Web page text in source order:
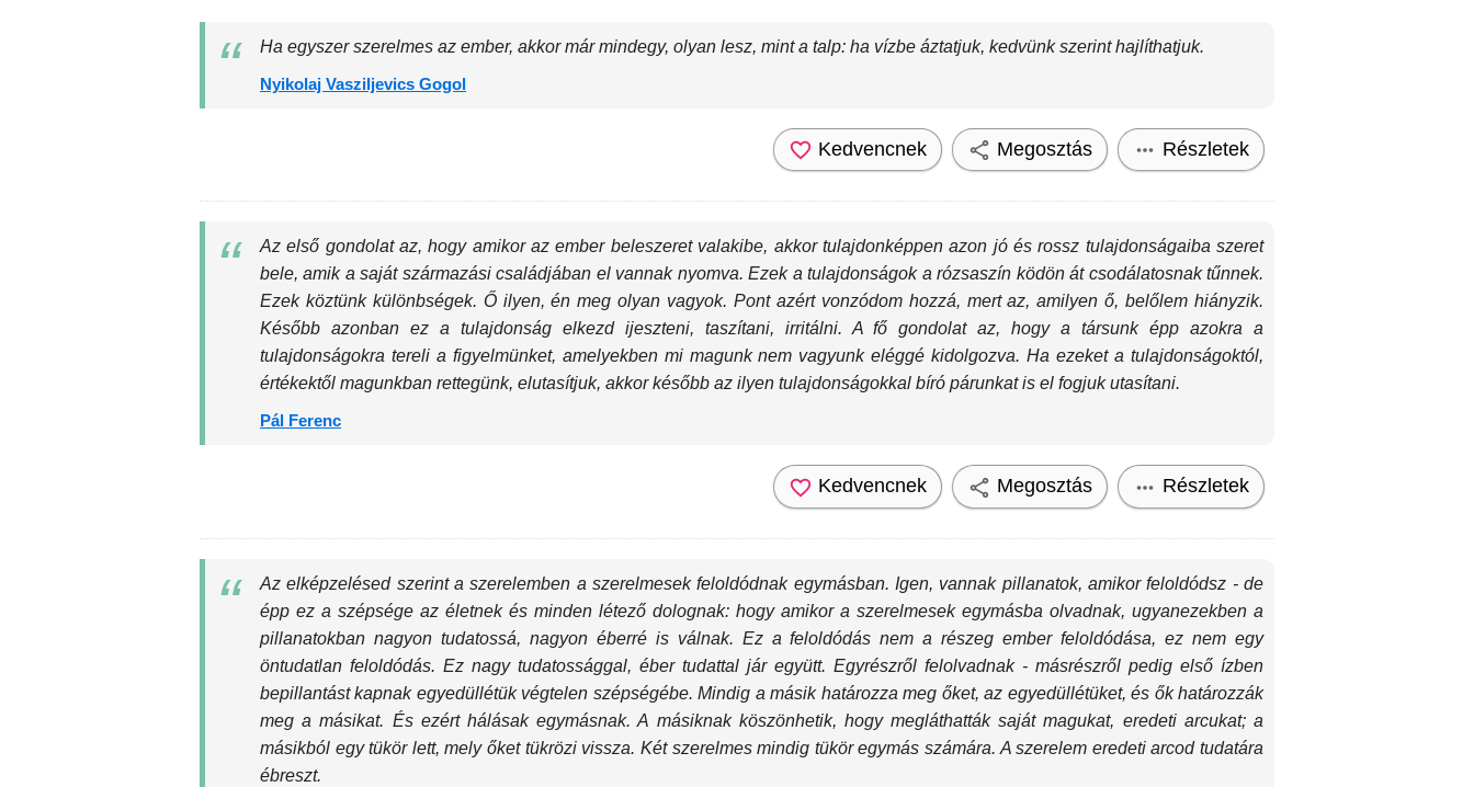
Ha egyszer szerelmes az ember, akkor már mindegy, olyan lesz, mint a talp: ha vízbe áztatjuk, kedvünk szerint hajlíthatjuk.
Nyikolaj Vasziljevics Gogol
Kedvencnek Megosztás Részletek
Az első gondolat az, hogy amikor az ember beleszeret valakibe, akkor tulajdonképpen azon jó és rossz tulajdonságaiba szeret
bele, amik a saját származási családjában el vannak nyomva. Ezek a tulajdonságok a rózsaszín ködön át csodálatosnak tűnnek.
Ezek köztünk különbségek. Ő ilyen, én meg olyan vagyok. Pont azért vonzódom hozzá, mert az, amilyen ő, belőlem hiányzik.
Később azonban ez a tulajdonság elkezd ijeszteni, taszítani, irritálni. A fő gondolat az, hogy a társunk épp azokra a
tulajdonságokra tereli a figyelmünket, amelyekben mi magunk nem vagyunk eléggé kidolgozva. Ha ezeket a tulajdonságoktól,
értékektől magunkban rettegünk, elutasítjuk, akkor később az ilyen tulajdonságokkal bíró párunkat is el fogjuk utasítani.
Pál Ferenc
Kedvencnek Megosztás Részletek
Az elképzelésed szerint a szerelemben a szerelmesek feloldódnak egymásban. Igen, vannak pillanatok, amikor feloldódsz - de
épp ez a szépsége az életnek és minden létező dolognak: hogy amikor a szerelmesek egymásba olvadnak, ugyanezekben a
pillanatokban nagyon tudatossá, nagyon éberré is válnak. Ez a feloldódás nem a részeg ember feloldódása, ez nem egy
öntudatlan feloldódás. Ez nagy tudatossággal, éber tudattal jár együtt. Egyrészről felolvadnak - másrészről pedig első ízben
bepillantást kapnak egyedüllétük végtelen szépségébe. Mindig a másik határozza meg őket, az egyedüllétüket, és ők határozzák
meg a másikat. És ezért hálásak egymásnak. A másiknak köszönhetik, hogy megláthatták saját magukat, eredeti arcukat; a
másikból egy tükör lett, mely őket tükrözi vissza. Két szerelmes mindig tükör egymás számára. A szerelem eredeti arcod tudatára
ébreszt.